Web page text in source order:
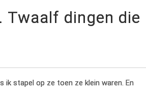
Twaalf dingen die
ik stapel op ze toen ze klein waren. En